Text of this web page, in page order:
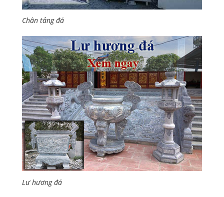
Chân tảng đá
Lư hương đá